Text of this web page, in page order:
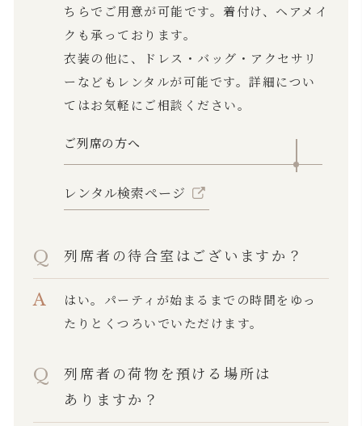
ちらでご用意が可能です。着付け、ヘアメイ
クも承っております。
衣装の他に、ドレス・バッグ・アクセサリ
ーなどもレンタルが可能です。詳細につい
てはお気軽にご相談ください。
ご列席の方へ
レンタル検索ページ
列席者の待合室はございますか？
はい。パーティが始まるまでの時間をゆっ
たりとくつろいでいただけます。
列席者の荷物を預ける場所は
ありますか？